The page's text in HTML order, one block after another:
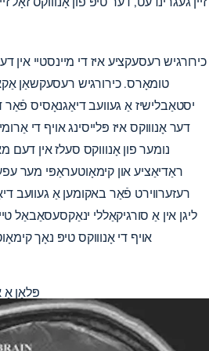
כירורגיש רעסעקציע איז די מיינסטיי אין
טומאָרס. כירורגיש רעסעקשאַן
יסטאַבלישיז אַ געוועב דיאַגנאָסיס פֿאַר
דער אָנוווקס איז פּלייסינג אויף די
נומער פון אָנוווקס סעלז אין
ראַדיאַציע און קימאָוטעראַפּי מער
רעזערווירט פֿאַר באקומען אַ געוועב
ליגן אין אַ סורגיקאַללי ינאַקסעסאַבאַל
אויף די אָנוווקס טיפּ נאָך
פּלאַן אַ